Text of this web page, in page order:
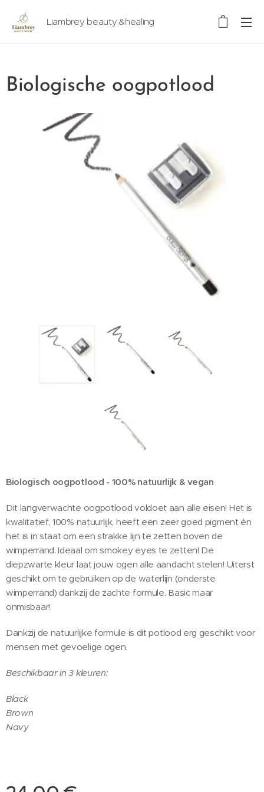
Liambrey beauty &healing
Biologische oogpotlood
Biologisch oogpotlood - 100% natuurlijk & vegan
Dit langverwachte oogpotlood voldoet aan alle eisen! Het is
kwalitatief, 100% natuurlijk, heeft een zeer goed pigment én
het is in staat om een strakke lijn te zetten boven de
wimperrand. Ideaal om smokey eyes te zetten! De
diepzwarte kleur laat jouw ogen alle aandacht stelen! Uiterst
geschikt om te gebruiken op de waterlijn (onderste
wimperrand) dankzij de zachte formule. Basic maar
onmisbaar!
Dankzij de natuurlijke formule is dit potlood erg geschikt voor
mensen met gevoelige ogen.
Beschikbaar in 3 kleuren:
Black
Brown
Navy